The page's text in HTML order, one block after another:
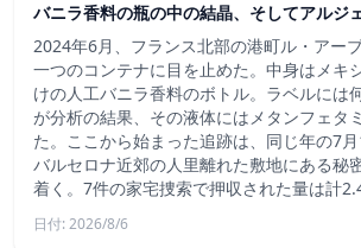
バニラ香料の瓶の中の結晶、そしてアルジ
2024年6月、フランス北部の港町ル・アー
一つのコンテナに目を止めた。中身はメキ
けの人工バニラ香料のボトル。ラベルには
が分析の結果、その液体にはメタンフェタ
た。ここから始まった追跡は、同じ年の7
バルセロナ近郊の人里離れた敷地にある秘
着く。7件の家宅捜索で押収された量は計
日付: 2026/8/6